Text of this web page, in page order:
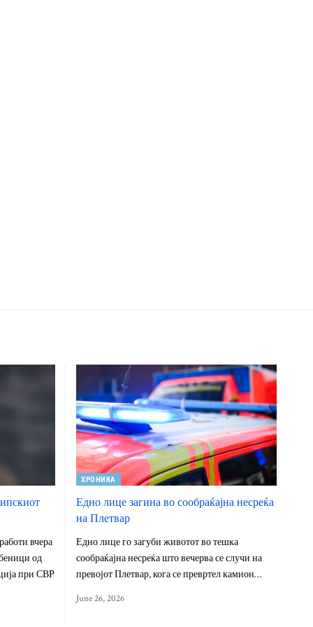
вчера
од
при СВР
ХРОНИКА
Едно лице загина во сообраќајна несреќа
на Плетвар
Едно лице го загуби животот во тешка
сообраќајна несреќа што вечерва се случи на
превојот Плетвар, кога се превртел камион…
June 26, 2026